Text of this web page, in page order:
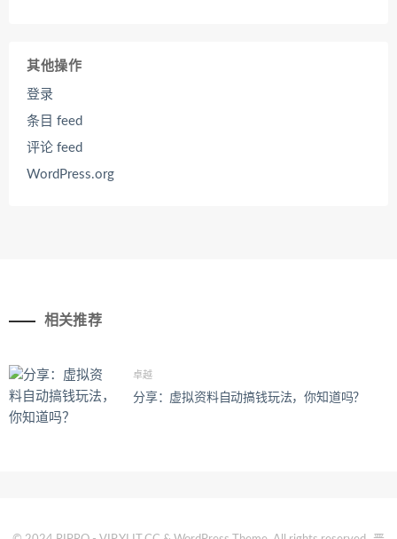
其他操作
登录
条目 feed
评论 feed
WordPress.org
相关推荐
卓越
分享：虚拟资料自动搞钱玩法，你知道吗？